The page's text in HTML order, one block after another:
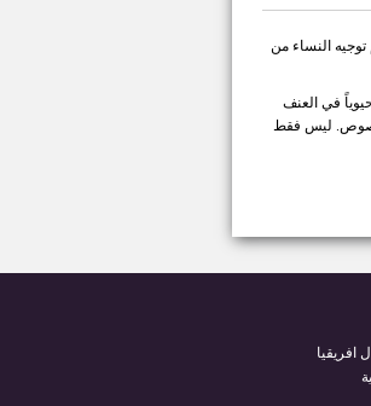
توجيه النساء من
في العنف
ليس فقط